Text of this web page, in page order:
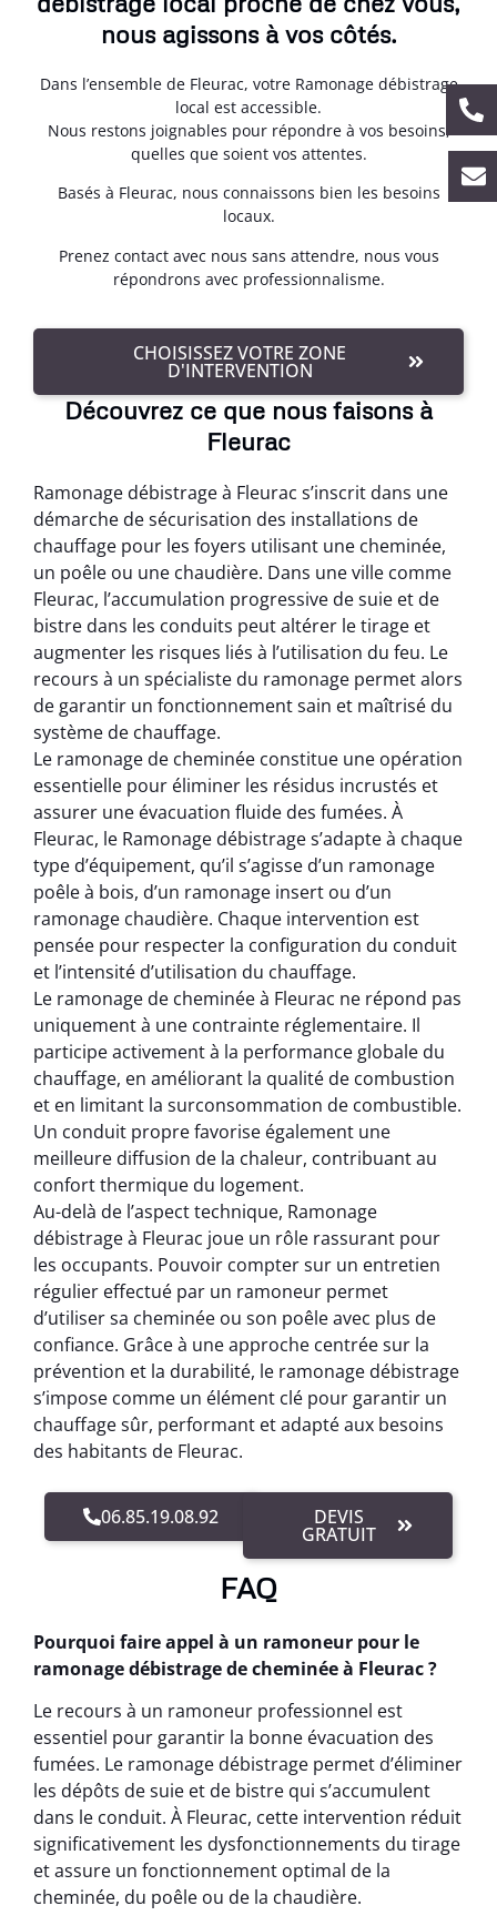
nous agissons à vos côtés.
Dans l’ensemble de Fleurac, votre Ramonage débistrage
local est accessible.
Nous restons joignables pour répondre à vos besoins,
quelles que soient vos attentes.
Basés à Fleurac, nous connaissons bien les besoins
locaux.
Prenez contact avec nous sans attendre, nous vous
répondrons avec professionnalisme.
CHOISISSEZ VOTRE ZONE
D'INTERVENTION
Découvrez ce que nous faisons à
Fleurac
Ramonage débistrage à Fleurac s’inscrit dans une
démarche de sécurisation des installations de
chauffage pour les foyers utilisant une cheminée,
un poêle ou une chaudière. Dans une ville comme
Fleurac, l’accumulation progressive de suie et de
bistre dans les conduits peut altérer le tirage et
augmenter les risques liés à l’utilisation du feu. Le
recours à un spécialiste du ramonage permet alors
de garantir un fonctionnement sain et maîtrisé du
système de chauffage.
Le ramonage de cheminée constitue une opération
essentielle pour éliminer les résidus incrustés et
assurer une évacuation fluide des fumées. À
Fleurac, le Ramonage débistrage s’adapte à chaque
type d’équipement, qu’il s’agisse d’un ramonage
poêle à bois, d’un ramonage insert ou d’un
ramonage chaudière. Chaque intervention est
pensée pour respecter la configuration du conduit
et l’intensité d’utilisation du chauffage.
Le ramonage de cheminée à Fleurac ne répond pas
uniquement à une contrainte réglementaire. Il
participe activement à la performance globale du
chauffage, en améliorant la qualité de combustion
et en limitant la surconsommation de combustible.
Un conduit propre favorise également une
meilleure diffusion de la chaleur, contribuant au
confort thermique du logement.
Au-delà de l’aspect technique, Ramonage
débistrage à Fleurac joue un rôle rassurant pour
les occupants. Pouvoir compter sur un entretien
régulier effectué par un ramoneur permet
d’utiliser sa cheminée ou son poêle avec plus de
confiance. Grâce à une approche centrée sur la
prévention et la durabilité, le ramonage débistrage
s’impose comme un élément clé pour garantir un
chauffage sûr, performant et adapté aux besoins
des habitants de Fleurac.
06.85.19.08.92 DEVIS
GRATUIT
FAQ
Pourquoi faire appel à un ramoneur pour le
ramonage débistrage de cheminée à Fleurac ?
Le recours à un ramoneur professionnel est
essentiel pour garantir la bonne évacuation des
fumées. Le ramonage débistrage permet d’éliminer
les dépôts de suie et de bistre qui s’accumulent
dans le conduit. À Fleurac, cette intervention réduit
significativement les dysfonctionnements du tirage
et assure un fonctionnement optimal de la
cheminée, du poêle ou de la chaudière.